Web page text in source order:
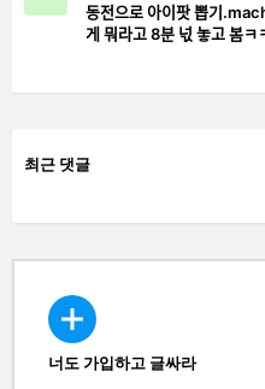
동전으로 아이팟
게 뭐라고 8분 넋 놓고 봄ㅋ
최근 댓글
CREATE
너도 가입하고 글싸라